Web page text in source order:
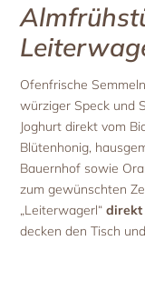
Ofenfrische
würziger Speck und
Joghurt direkt vom
Blütenhonig,
Bauernhof sowie
zum gewünschten
„Leiterwagerl“direkt
decken den Tisch